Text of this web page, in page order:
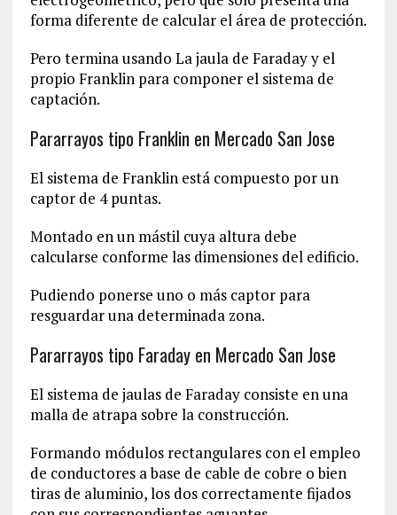
forma diferente de calcular el área de protección.
Pero termina usando La jaula de Faraday y el
propio Franklin para componer el sistema de
captación.
Pararrayos tipo Franklin en Mercado San Jose
El sistema de Franklin está compuesto por un
captor de 4 puntas.
Montado en un mástil cuya altura debe
calcularse conforme las dimensiones del edificio.
Pudiendo ponerse uno o más captor para
resguardar una determinada zona.
Pararrayos tipo Faraday en Mercado San Jose
El sistema de jaulas de Faraday consiste en una
malla de atrapa sobre la construcción.
Formando módulos rectangulares con el empleo
de conductores a base de cable de cobre o bien
tiras de aluminio, los dos correctamente fijados